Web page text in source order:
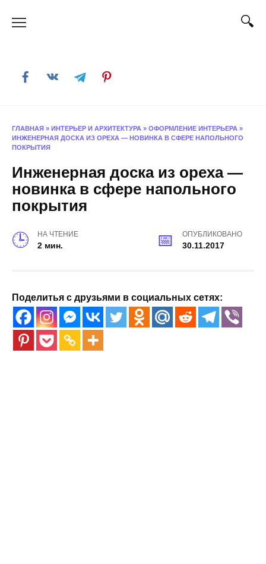
ГЛАВНАЯ » ИНТЕРЬЕР И АРХИТЕКТУРА » ОФОРМЛЕНИЕ ИНТЕРЬЕРА »
ИНЖЕНЕРНАЯ ДОСКА ИЗ ОРЕХА — НОВИНКА В СФЕРЕ НАПОЛЬНОГО
ПОКРЫТИЯ
Инженерная доска из ореха —
новинка в сфере напольного
покрытия
НА ЧТЕНИЕ
2 мин.
ОПУБЛИКОВАНО
30.11.2017
Поделитья с друзьями в социальных сетях: